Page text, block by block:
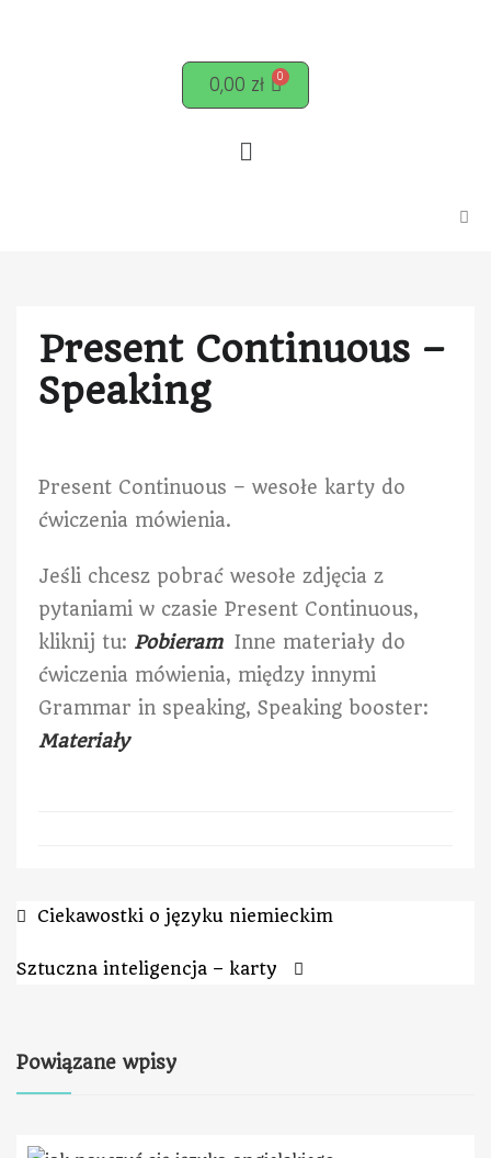
0,00 zł
Present Continuous –
Speaking
Present Continuous – wesołe karty do
ćwiczenia mówienia.
Jeśli chcesz pobrać wesołe zdjęcia z
pytaniami w czasie Present Continuous,
kliknij tu: Pobieram Inne materiały do
ćwiczenia mówienia, między innymi
Grammar in speaking, Speaking booster:
Materiały
Ciekawostki o języku niemieckim
Sztuczna inteligencja – karty
Powiązane wpisy